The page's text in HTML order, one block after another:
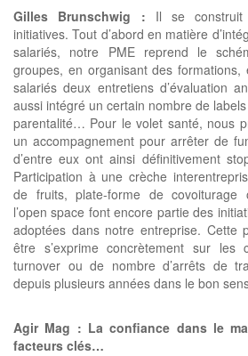
Gilles Brunschwig : Il se construit
initiatives. Tout d’abord en matière
salariés, notre PME reprend le
groupes, en organisant des
salariés deux entretiens d’évaluation
aussi intégré un certain nombre de
parentalité… Pour le volet santé, nous
un accompagnement pour arrêter de
d’entre eux ont ainsi définitivement
Participation à une crèche
de fruits, plate-forme de covoiturage
l’open space font encore partie des
adoptées dans notre entreprise. Cette
être s’exprime concrètement sur les
turnover ou de nombre d’arrêts de
depuis plusieurs années dans le bon
Agir Mag : La confiance dans le
facteurs clés…